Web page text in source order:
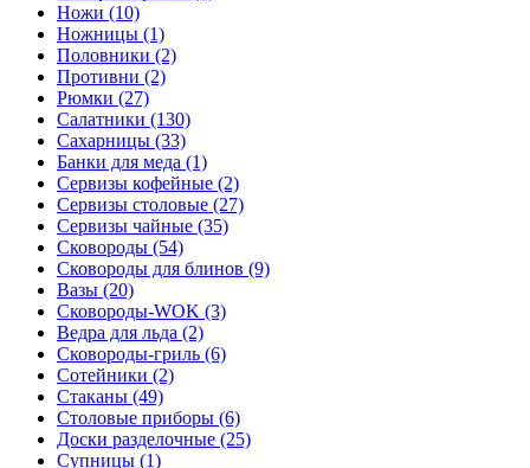
Ножи (10)
Ножницы (1)
Половники (2)
Противни (2)
Рюмки (27)
Салатники (130)
Сахарницы (33)
Банки для меда (1)
Сервизы кофейные (2)
Сервизы столовые (27)
Сервизы чайные (35)
Сковороды (54)
Сковороды для блинов (9)
Вазы (20)
Сковороды-WOK (3)
Ведра для льда (2)
Сковороды-гриль (6)
Сотейники (2)
Стаканы (49)
Столовые приборы (6)
Доски разделочные (25)
Супницы (1)